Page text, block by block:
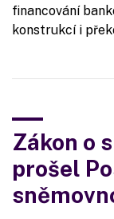
financování
konstrukcí i
Zákon o
prošel